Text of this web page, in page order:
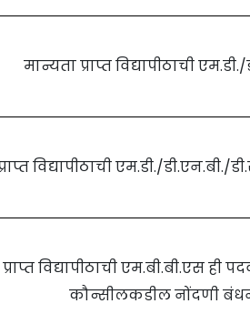
मान्यता प्राप्त विद्यापीठाची
विद्यापीठाची एम.डी./
विद्यापीठाची एम.बी.बी.एस ही
कौन्सीलकडील नोंदणी